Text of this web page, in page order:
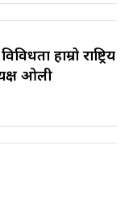
हाम्रो राष्ट्रिय
ओली